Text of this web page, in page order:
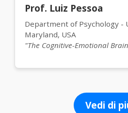
Prof. Luiz Pessoa
Department of Psychology -
Maryland, USA
"The Cognitive-Emotional
Vedi di